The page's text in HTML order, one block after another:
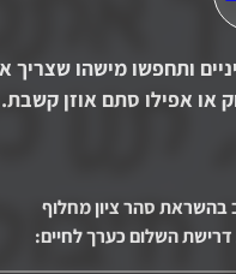
ותחפשו מישהו שצריך
או אפילו סתם אוזן
בהשראתסהר ציון מחלוף
השלום כערך לחיים: